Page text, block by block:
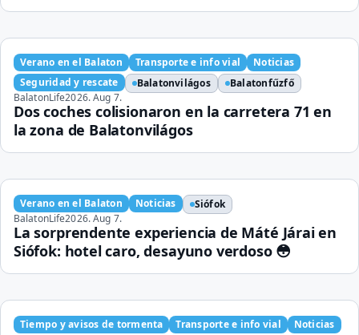
Verano en el Balaton Transporte e info vial
Noticias
Seguridad y rescate
Balatonvilágos
Balatonfűzfő
BalatonLife2026. Aug 7.
Dos coches colisionaron en la carretera 71 en
la zona de Balatonvilágos
Verano en el Balaton Noticias
Siófok
BalatonLife2026. Aug 7.
La sorprendente experiencia de Máté Járai en
Siófok: hotel caro, desayuno verdoso 😳
Tiempo y avisos de tormenta Transporte e info vial
Noticias